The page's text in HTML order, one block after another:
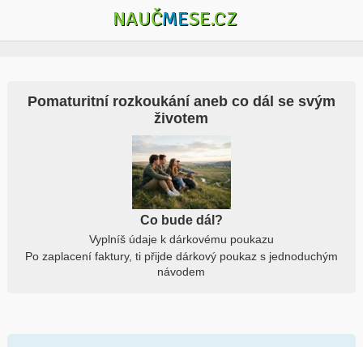
NAUČMESE.CZ
Pomaturitní rozkoukání aneb co dál se svým
životem
Co bude dál?
Vyplníš údaje k dárkovému poukazu
Po zaplacení faktury, ti přijde dárkový poukaz s jednoduchým
návodem